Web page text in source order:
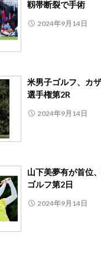
靱帯断裂で手術
2024年9月14日
米男子ゴルフ、カ
選手権第2R
2024年9月14日
山下美夢有が首位
ゴルフ第2日
2024年9月14日